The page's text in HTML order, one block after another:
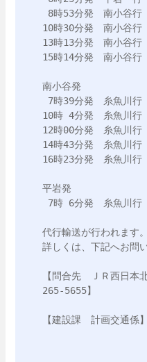
10時30分発　南小谷行
13時13分発　南小谷行
15時14分発　南小谷行
南小谷発
10時 4分発　糸魚川行
12時00分発　糸魚川行
14時43分発　糸魚川行
16時23分発　糸魚川行
平岩発
代行輸送が行われます。
詳しくは、下記へお問
【問合先　ＪＲ西日本
265-5655】
【建設課　計画交通係】